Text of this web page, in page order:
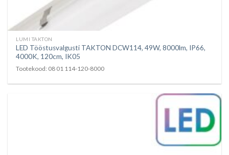
LUMI TAKTON
LED Tööstusvalgusti TAKTON DCW114, 49W, 8000lm, IP66,
4000K, 120cm, IK05
Tootekood: 08 01 114-120-8000